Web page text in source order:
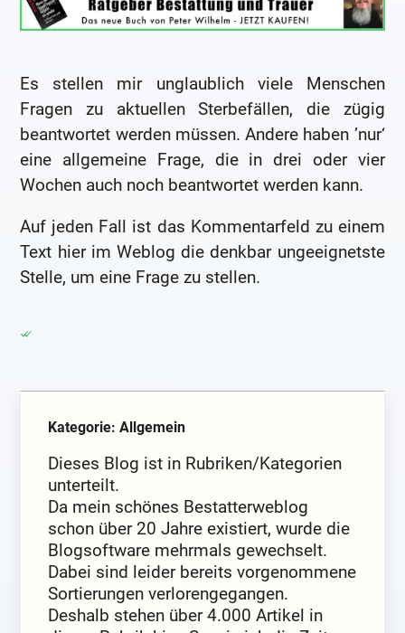
Es stellen mir unglaublich viele Menschen
Fragen zu aktuellen Sterbefällen, die zügig
beantwortet werden müssen. Andere haben ’nur‘
eine allgemeine Frage, die in drei oder vier
Wochen auch noch beantwortet werden kann.
Auf jeden Fall ist das Kommentarfeld zu einem
Text hier im Weblog die denkbar ungeeignetste
Stelle, um eine Frage zu stellen.
Kategorie: Allgemein
Dieses Blog ist in Rubriken/Kategorien
unterteilt.
Da mein schönes Bestatterweblog
schon über 20 Jahre existiert, wurde die
Blogsoftware mehrmals gewechselt.
Dabei sind leider bereits vorgenommene
Sortierungen verlorengegangen.
Deshalb stehen über 4.000 Artikel in